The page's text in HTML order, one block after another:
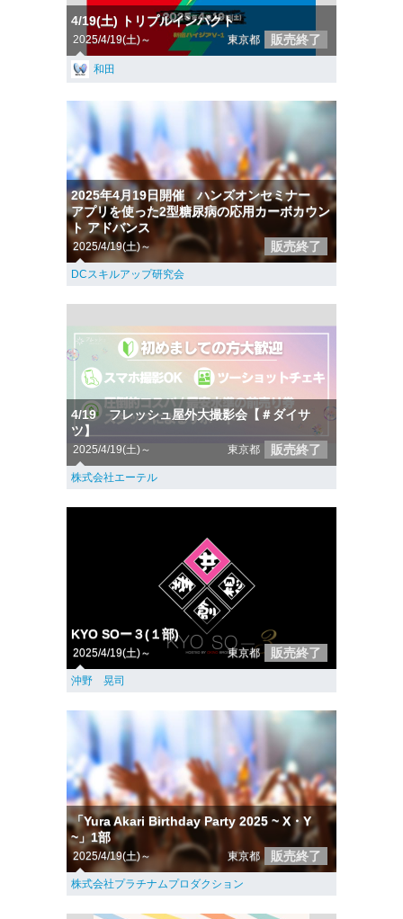
4/19(土) トリプルインパクト
2025/4/19(土)～ 東京都 販売終了
和田
2025年4月19日開催 ハンズオンセミナー
アプリを使った2型糖尿病の応用カーボカウン
ト アドバンス
2025/4/19(土)～ 販売終了
DCスキルアップ研究会
4/19 フレッシュ屋外大撮影会【＃ダイサ
ツ】
2025/4/19(土)～ 東京都 販売終了
株式会社エーテル
KYO SOー３(１部)
2025/4/19(土)～ 東京都 販売終了
沖野 晃司
「Yura Akari Birthday Party 2025 ~ X・Y
~」1部
2025/4/19(土)～ 東京都 販売終了
株式会社プラチナムプロダクション